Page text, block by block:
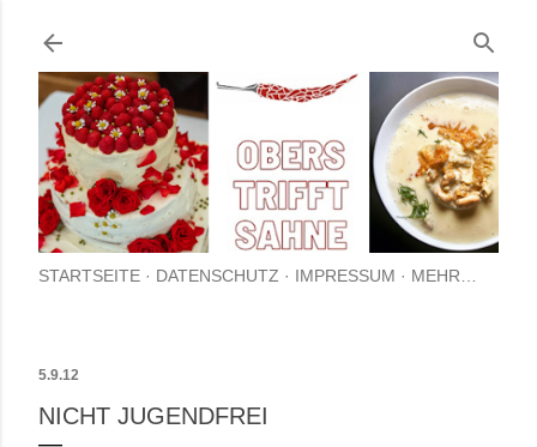
STARTSEITE DATENSCHUTZ IMPRESSUM MEHR…
5.9.12
NICHT JUGENDFREI